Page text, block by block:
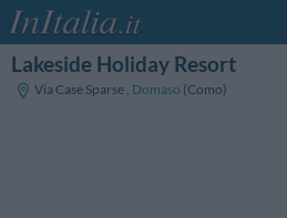
Lakeside Holiday Resort
Via Case Sparse , Domaso (Como)